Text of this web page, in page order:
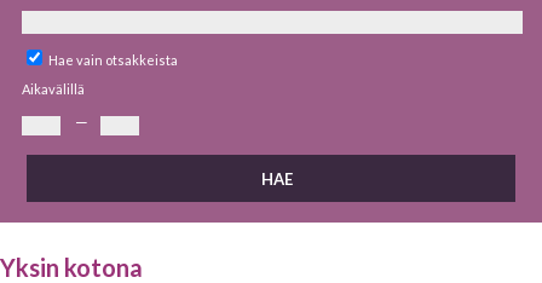
Hae vain otsakkeista
Aikavälillä
—
Yksin kotona